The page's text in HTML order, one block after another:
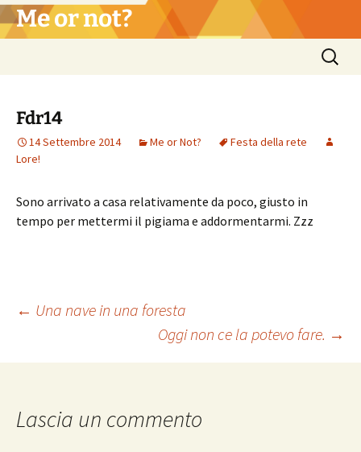
Vai
al Me or not?
Ricerca
per:
Fdr14
14 Settembre 2014 Me or Not?
Festa della rete
Lore!
Sono arrivato a casa relativamente da poco, giusto in
tempo per mettermi il pigiama e addormentarmi. Zzz
Navigazione
articolo
← Una nave in una foresta
Oggi non ce la potevo fare. →
Lascia un commento